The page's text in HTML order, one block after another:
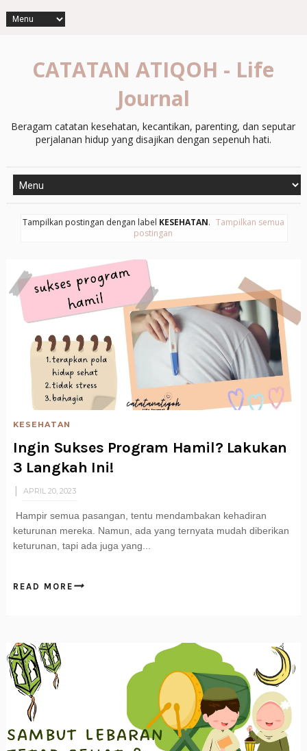
CATATAN ATIQOH - Life
Journal
Beragam catatan kesehatan, kecantikan, parenting, dan seputar
perjalanan hidup yang disajikan dengan sepenuh hati.
Tampilkan postingan dengan label KESEHATAN. Tampilkan semua
postingan
KESEHATAN
Ingin Sukses Program Hamil? Lakukan
3 Langkah Ini!
APRIL 20, 2023
Hampir semua pasangan, tentu mendambakan kehadiran
keturunan mereka. Namun, ada yang ternyata mudah diberikan
keturunan, tapi ada juga yang...
READ MORE